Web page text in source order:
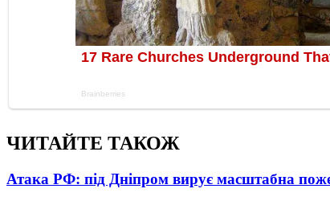
ЧИТАЙТЕ ТАКОЖ
Атака РФ: під Дніпром вирує масштабна